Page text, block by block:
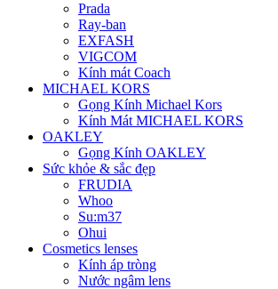
Prada
Ray-ban
EXFASH
VIGCOM
Kính mát Coach
MICHAEL KORS
Gọng Kính Michael Kors
Kính Mát MICHAEL KORS
OAKLEY
Gọng Kính OAKLEY
Sức khỏe & sắc đẹp
FRUDIA
Whoo
Su:m37
Ohui
Cosmetics lenses
Kính áp tròng
Nước ngâm lens